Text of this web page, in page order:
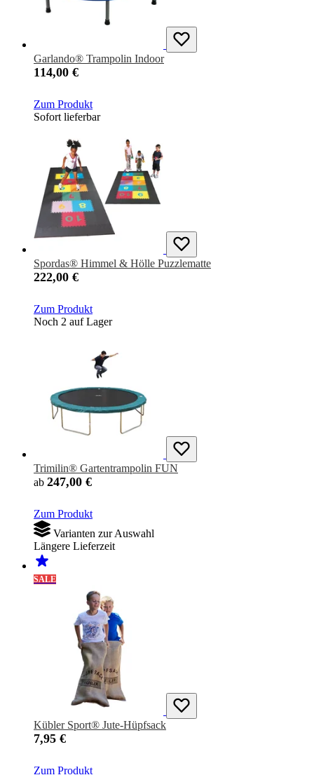
Garlando® Trampolin Indoor
114,00 €
Zum Produkt
Sofort lieferbar
Spordas® Himmel & Hölle Puzzlematte
222,00 €
Zum Produkt
Noch 2 auf Lager
Trimilin® Gartentrampolin FUN
ab 247,00 €
Zum Produkt
Varianten zur Auswahl
Längere Lieferzeit
SALE
Kübler Sport® Jute-Hüpfsack
7,95 €
Zum Produkt